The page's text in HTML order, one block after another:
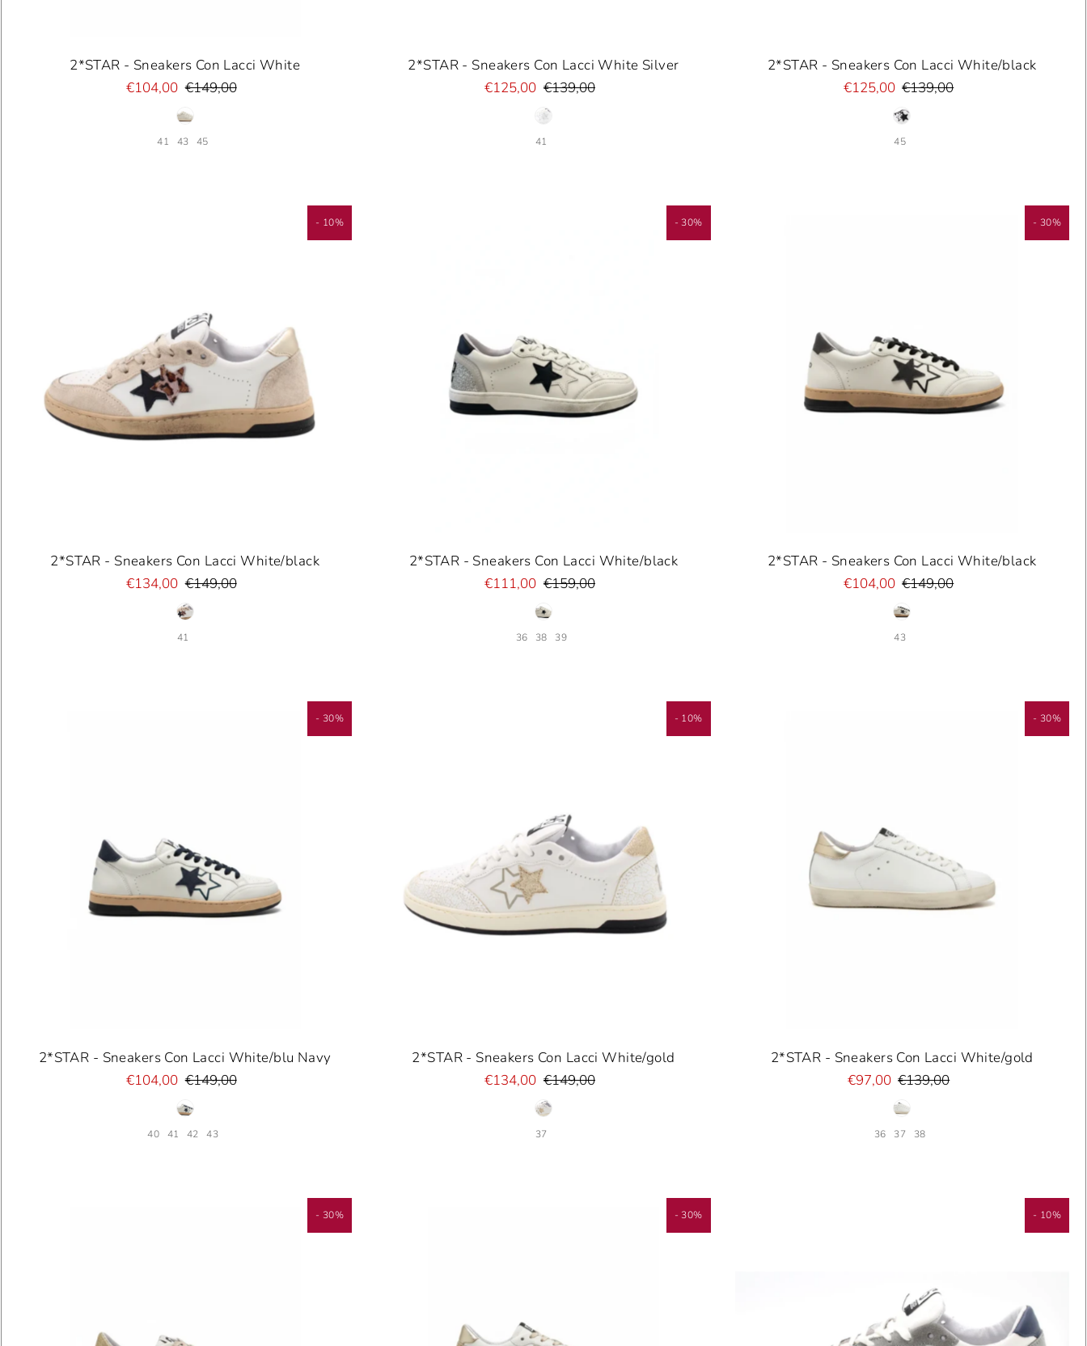
2*STAR - Sneakers Con Lacci White
€104,00 €149,00
41 43 45
2*STAR - Sneakers Con Lacci White Silver
€125,00 €139,00
41
2*STAR - Sneakers Con Lacci White/black
€125,00 €139,00
45
- 10%
2*STAR - Sneakers Con Lacci White/black
€134,00 €149,00
41
- 30%
2*STAR - Sneakers Con Lacci White/black
€111,00 €159,00
36 38 39
- 30%
2*STAR - Sneakers Con Lacci White/black
€104,00 €149,00
43
- 30%
2*STAR - Sneakers Con Lacci White/blu Navy
€104,00 €149,00
40 41 42 43
- 10%
2*STAR - Sneakers Con Lacci White/gold
€134,00 €149,00
37
- 30%
2*STAR - Sneakers Con Lacci White/gold
€97,00 €139,00
36 37 38
- 30% - 30% - 10%